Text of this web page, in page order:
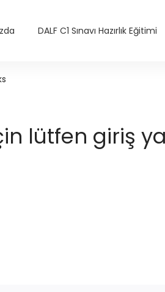
DALF C1 Sınavı Hazırlık Eğitimi
lütfen giriş